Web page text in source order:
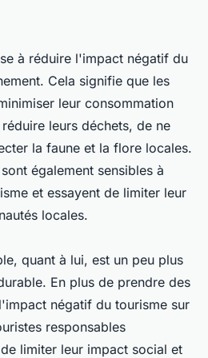
à réduire l'impact négatif du
Cela signifie que les
leur consommation
leurs déchets, de ne
la faune et la flore locales.
également sensibles à
et essayent de limiter leur
locales.
quant à lui, est un peu plus
En plus de prendre des
négatif du tourisme sur
responsables
limiter leur impact social et